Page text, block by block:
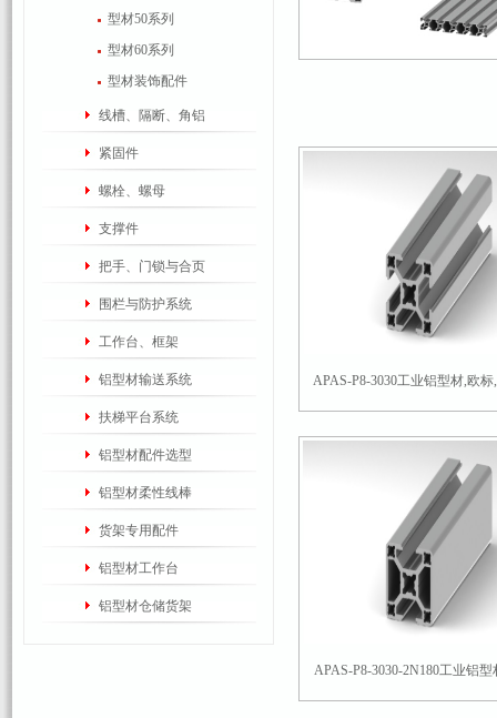
型材50系列
型材60系列
型材装饰配件
线槽、隔断、角铝
紧固件
螺栓、螺母
支撑件
把手、门锁与合页
围栏与防护系统
工作台、框架
铝型材输送系统
扶梯平台系统
铝型材配件选型
铝型材柔性线棒
货架专用配件
铝型材工作台
铝型材仓储货架
APAS-P8-3030工业铝型材,欧
APAS-P8-3030-2N180工业铝型